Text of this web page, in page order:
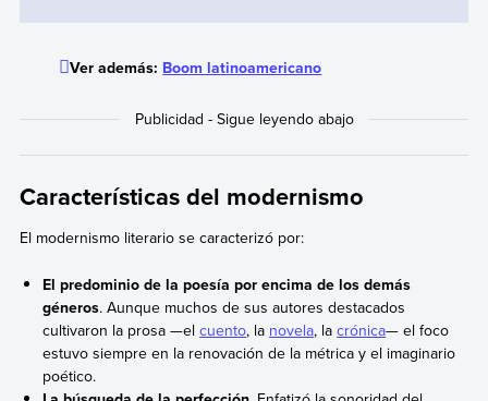
Ver además: Boom latinoamericano
Características del modernismo
El modernismo literario se caracterizó por:
El predominio de la poesía por encima de los demás
géneros. Aunque muchos de sus autores destacados
cultivaron la prosa —elcuento, la novela, lacrónica— el foco
estuvo siempre en la renovación de la métrica y el imaginario
poético.